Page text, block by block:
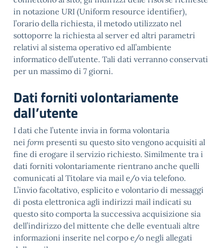
in notazione URI (Uniform resource identifier),
l’orario della richiesta, il metodo utilizzato nel
sottoporre la richiesta al server ed altri parametri
relativi al sistema operativo ed all’ambiente
informatico dell’utente. Tali dati verranno conservati
per un massimo di 7 giorni.
Dati forniti volontariamente
dall’utente
I dati che l’utente invia in forma volontaria
nei form presenti su questo sito vengono acquisiti al
fine di erogare il servizio richiesto. Similmente tra i
dati forniti volontariamente rientrano anche quelli
comunicati al Titolare via mail e/o via telefono.
L’invio facoltativo, esplicito e volontario di messaggi
di posta elettronica agli indirizzi mail indicati su
questo sito comporta la successiva acquisizione sia
dell’indirizzo del mittente che delle eventuali altre
informazioni inserite nel corpo e/o negli allegati